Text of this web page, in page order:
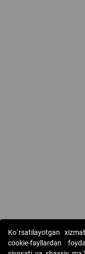
Ko`rsatilayotgan
cookie-fayllardan